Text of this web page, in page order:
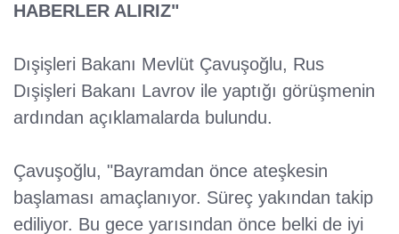
HABERLER ALIRIZ"
Dışişleri Bakanı Mevlüt Çavuşoğlu, Rus
Dışişleri Bakanı Lavrov ile yaptığı görüşmenin
ardından açıklamalarda bulundu.
Çavuşoğlu, "Bayramdan önce ateşkesin
başlaması amaçlanıyor. Süreç yakından takip
ediliyor. Bu gece yarısından önce belki de iyi